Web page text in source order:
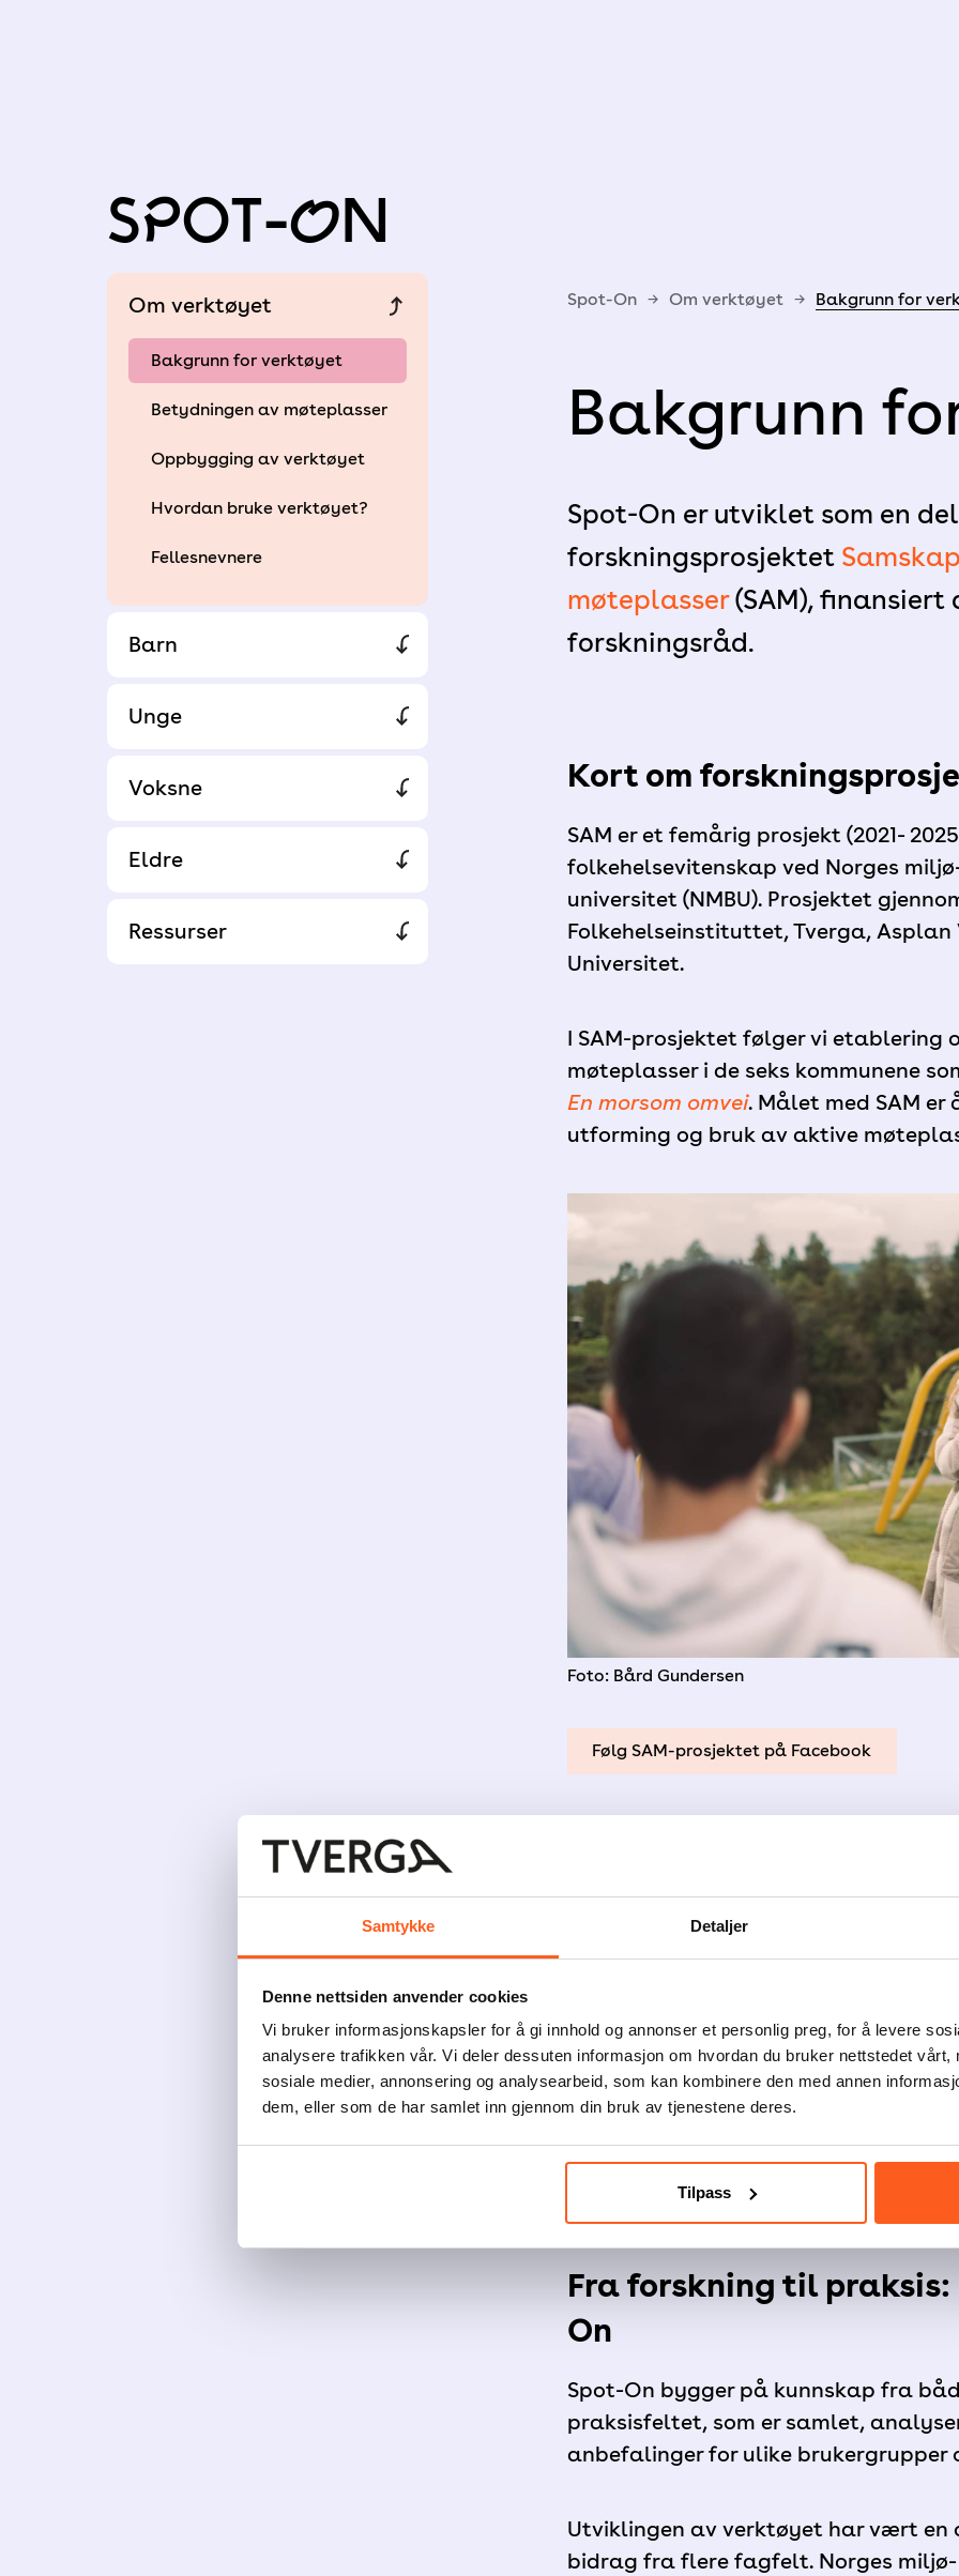
Samtykke Detaljer
Denne nettsiden anvender cookies
Vi bruker informasjonskapsler for å gi innhold og annonser et personlig preg, for å levere
analysere trafikken vår. Vi deler dessuten informasjon om hvordan du bruker nettstedet vårt,
sosiale medier, annonsering og analysearbeid, som kan kombinere den med annen
dem, eller som de har samlet inn gjennom din bruk av tjenestene deres.
Tilpass
Spot-On
Om verktøyet
Bakgrunn for verktøyet
Betydningen av møteplasser
Oppbygging av verktøyet
Hvordan bruke verktøyet?
Fellesnevnere
Barn
Unge
Voksne
Eldre
Ressurser
Spot-On → Om verktøyet → Bakgrunn for
Bakgrunn
Spot-On er utviklet som en
forskningsprosjektet
møteplasser(SAM), finansiert
forskningsråd.
Kort om
SAM er et femårig prosjekt (2021-
folkehelsevitenskap ved Norges
universitet (NMBU). Prosjektet
Folkehelseinstituttet, Tverga, Asplan
Universitet.
I SAM-prosjektet følger vi etablering
møteplasser i de seks kommunene
En morsom omvei. Målet med SAM er
utforming og bruk av aktive
Foto: Bård Gundersen
Følg SAM-prosjektet på Facebook
Møteplassene: Forskning på
de er etablert.
Nærmiljø og folkehelse:
betydning for innbyggernes
fysisk aktivitet, sosial kontakt,
Fra forskning til
On
Spot-On bygger på kunnskap fra
praksisfeltet, som er samlet,
anbefalinger for ulike brukergrupper
Utviklingen av verktøyet har vært en
bidrag fra flere fagfelt. Norges